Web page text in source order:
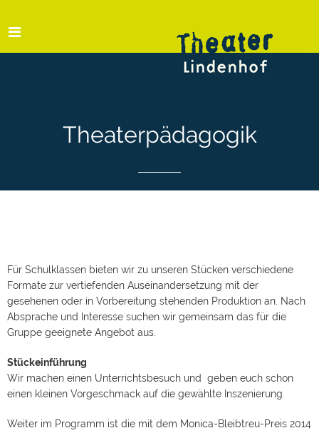
Theaterpädagogik
Für Schulklassen bieten wir zu unseren Stücken verschiedene
Formate zur vertiefenden Auseinandersetzung mit der
gesehenen oder in Vorbereitung stehenden Produktion an. Nach
Absprache und Interesse suchen wir gemeinsam das für die
Gruppe geeignete Angebot aus.
Stückeinführung
Wir machen einen Unterrichtsbesuch und geben euch schon
einen kleinen Vorgeschmack auf die gewählte Inszenierung.
Weiter im Programm ist die mit dem Monica-Bleibtreu-Preis 2014